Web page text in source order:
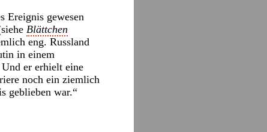
Ereignis gewesen
Blättchen
eng. Russland
in einem
er erhielt eine
noch ein ziemlich
geblieben war.“